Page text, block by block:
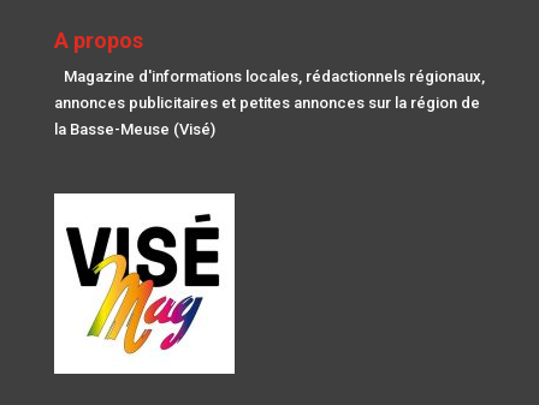
A propos
Magazine d'informations locales, rédactionnels régionaux,
annonces publicitaires et petites annonces sur la région de
la Basse-Meuse (Visé)